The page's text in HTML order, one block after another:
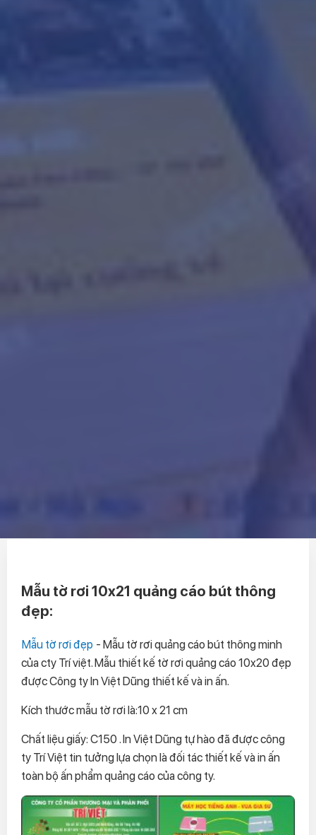
Mẫu tờ rơi 10x21 quảng cáo bút thông
đẹp:
Mẫu tờ rơi đẹp - Mẫu tờ rơi quảng cáo bút thông minh
của cty Trí việt. Mẫu thiết kế tờ rơi quảng cáo 10x20 đẹp
được Công ty In Việt Dũng thiết kế và in ấn.
Kích thước mẫu tờ rơi là:10 x 21 cm
Chất liệu giấy: C150 . In Việt Dũng tự hào đã được công
ty Trí Việt tin tưởng lựa chọn là đối tác thiết kế và in ấn
toàn bộ ấn phẩm quảng cáo của công ty.